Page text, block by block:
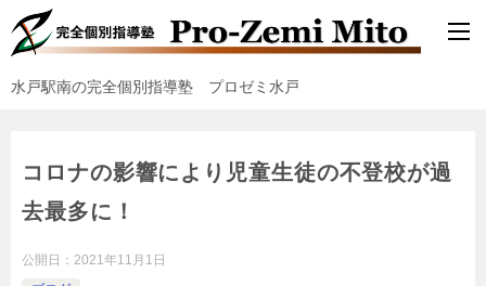
水戸駅南の完全個別指導塾 プロゼミ水戸
コロナの影響により児童生徒の不登校が過
去最多に！
公開日： 2021年11月1日